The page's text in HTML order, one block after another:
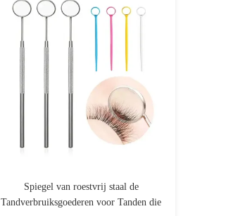
Spiegel van roestvrij staal de
Tandverbruiksgoederen voor Tanden die